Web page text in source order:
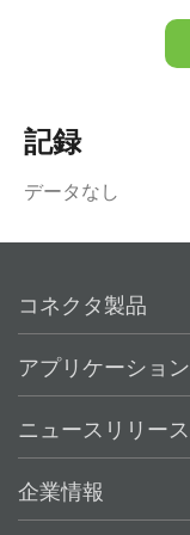
記録
データなし
コネクタ製品
アプリケーション
ニュースリリース
企業情報